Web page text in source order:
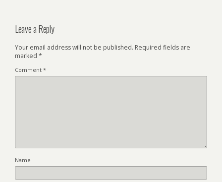
Leave a Reply
Your email address will not be published. Required fields are
marked *
Comment *
Name